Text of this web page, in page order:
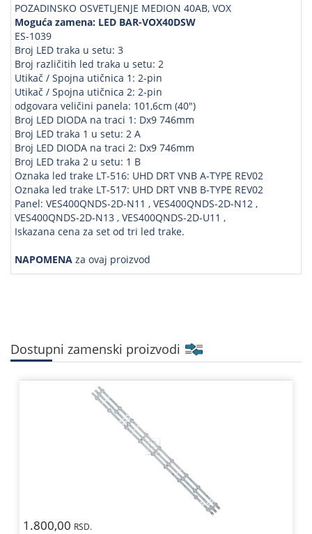
POZADINSKO OSVETLJENJE MEDION 40AB, VOX
Moguća zamena: LED BAR-VOX40DSW
ES-1039
Broj LED traka u setu: 3
Broj različitih led traka u setu: 2
Utikač / Spojna utičnica 1: 2-pin
Utikač / Spojna utičnica 2: 2-pin
odgovara veličini panela: 101,6cm (40")
Broj LED DIODA na traci 1: Dx9 746mm
Broj LED traka 1 u setu: 2 A
Broj LED DIODA na traci 2: Dx9 746mm
Broj LED traka 2 u setu: 1 B
Oznaka led trake LT-516: UHD DRT VNB A-TYPE REV02
Oznaka led trake LT-517: UHD DRT VNB B-TYPE REV02
Panel: VES400QNDS-2D-N11 , VES400QNDS-2D-N12 ,
VES400QNDS-2D-N13 , VES400QNDS-2D-U11 ,
Iskazana cena za set od tri led trake.
NAPOMENA za ovaj proizvod
Dostupni zamenski proizvodi
1.800,00 RSD.